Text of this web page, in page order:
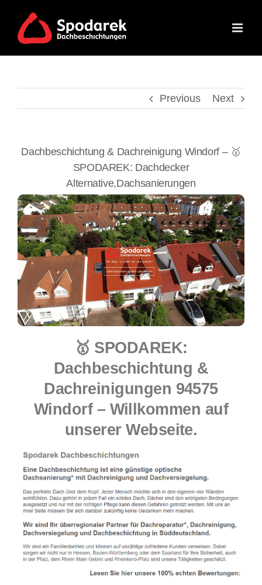
content
Previous Next
Dachbeschichtung & Dachreinigung Windorf – 🥇
SPODAREK: Dachdecker
Alternative,Dachsanierungen
🥇 SPODAREK:
Dachbeschichtung &
Dachreinigungen 94575
Windorf – Willkommen auf
unserer Webseite.